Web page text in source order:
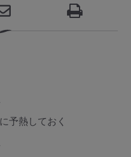
予熱しておく